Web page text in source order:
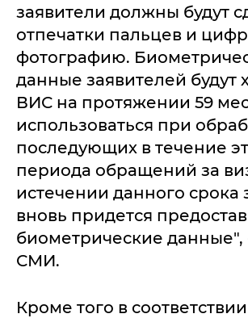
заявители должны будут
отпечатки пальцев и
фотографию.
данные заявителей будут
ВИС на протяжении 59
использоваться при
последующих в течение
периода обращений за
истечении данного срока
вновь придется
биометрические данные",
СМИ.
Кроме того в